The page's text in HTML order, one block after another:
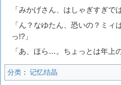
「みかげさん、はしゃぎすぎで
「ん？なゆたん、恐いの？ミ
っ!?」
「あ、ほら…。ちょっとは年上
分类： 记忆结晶